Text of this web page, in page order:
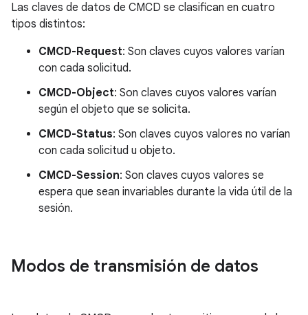
Las claves de datos de CMCD se clasifican en cuatro
tipos distintos:
CMCD-Request: Son claves cuyos valores varían
con cada solicitud.
CMCD-Object: Son claves cuyos valores varían
según el objeto que se solicita.
CMCD-Status: Son claves cuyos valores no varían
con cada solicitud u objeto.
CMCD-Session: Son claves cuyos valores se
espera que sean invariables durante la vida útil de la
sesión.
Modos de transmisión de datos